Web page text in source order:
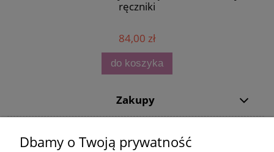
ręczniki
84,00 zł
do koszyka
Zakupy
Dbamy o Twoją prywatność